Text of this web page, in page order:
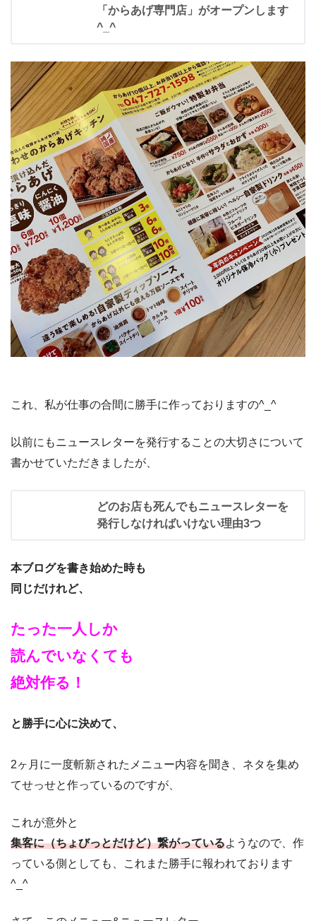
「からあげ専門店」がオープンします
^_^
これ、私が仕事の合間に勝手に作っておりますの^_^
以前にもニュースレターを発行することの大切さについて
書かせていただきましたが、
どのお店も死んでもニュースレターを
発行しなければいけない理由3つ
本ブログを書き始めた時も
同じだけれど、
たった一人しか
読んでいなくても
絶対作る！
と勝手に心に決めて、
2ヶ月に一度斬新されたメニュー内容を聞き、ネタを集め
てせっせと作っているのですが、
これが意外と
集客に（ちょびっとだけど）繋がっているようなので、作
っている側としても、これまた勝手に報われております
^_^